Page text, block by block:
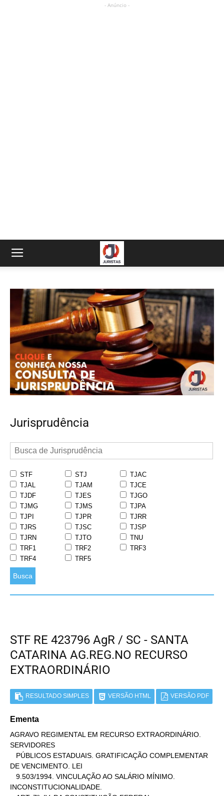
- Anúncio -
Jurisprudência
STF STJ
TJAC
TJAL
TJAM
TJCE
TJDF
TJES
TJGO
TJMG
TJMS
TJPA
TJPI
TJPR
TJRR
TJRS
TJSC
TJSP
TJRN
TJTO
TNU
TRF1
TRF2
TRF3
TRF4
TRF5
Busca
STF RE 423796 AgR / SC - SANTA
CATARINA AG.REG.NO RECURSO
EXTRAORDINÁRIO
RESULTADO SIMPLES VERSÃO HTML VERSÃO PDF
Ementa
AGRAVO REGIMENTAL EM RECURSO EXTRAORDINÁRIO.
SERVIDORES
DE VENCIMENTO. LEI
INCONSTITUCIONALIDADE.